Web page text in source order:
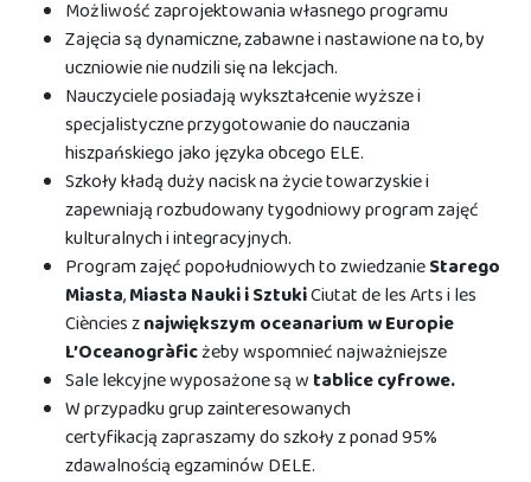
Możliwość zaprojektowania własnego programu
Zajęcia są dynamiczne, zabawne i nastawione na to, by
uczniowie nie nudzili się na lekcjach.
Nauczyciele posiadają wykształcenie wyższe i
specjalistyczne przygotowanie do nauczania
hiszpańskiego jako języka obcego ELE.
Szkoły kładą duży nacisk na życie towarzyskie i
zapewniają rozbudowany tygodniowy program zajęć
kulturalnych i integracyjnych.
Program zajęć popołudniowych to zwiedzanieStarego
Miasta,Miasta Nauki i SztukiCiutat de les Arts i les
Ciències znajwiększym oceanarium w Europie
L’Oceanogràficżeby wspomnieć najważniejsze
Sale lekcyjne wyposażone są w tablice cyfrowe.
W przypadku grup zainteresowanych
certyfikacją zapraszamy do szkoły z ponad 95%
zdawalnością egzaminów DELE.